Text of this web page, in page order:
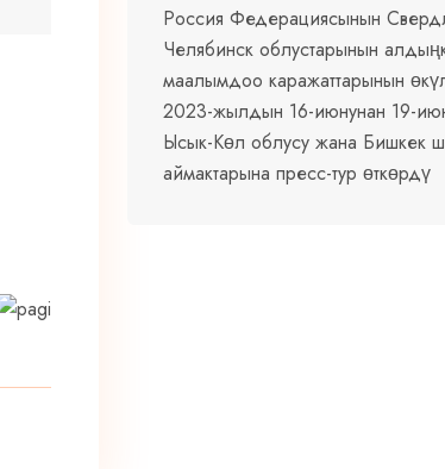
Россия Федерациясынын
Челябинск облустарынын
маалымдоо каражаттарынын
2023-жылдын 16-июнунан 19-
Ысык-Көл облусу жана Бишкек
аймактарына пресс-тур өткөрдү